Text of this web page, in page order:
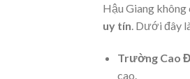
Hậu Giang
uy tín . Dưới đây
Trường Cao
cao.